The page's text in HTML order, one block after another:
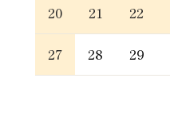
20 21 22
27 28 29